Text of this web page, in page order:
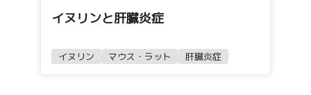
イヌリンと肝臓炎症
イヌリン マウス・ラット 肝臓炎症